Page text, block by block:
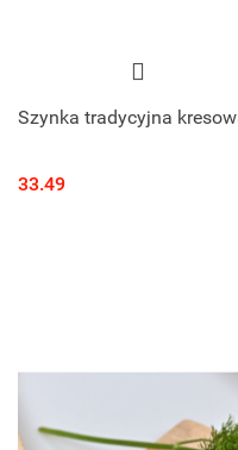
Szynka tradycyjna
33.49